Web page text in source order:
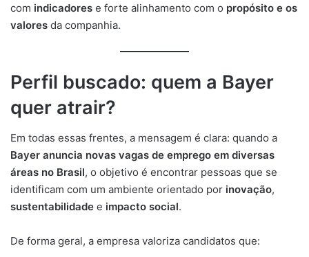
com indicadores e forte alinhamento com o propósito e os
valores da companhia.
Perfil buscado: quem a Bayer
quer atrair?
Em todas essas frentes, a mensagem é clara: quando a
Bayer anuncia novas vagas de emprego em diversas
áreas no Brasil, o objetivo é encontrar pessoas que se
identificam com um ambiente orientado por inovação,
sustentabilidade e impacto social.
De forma geral, a empresa valoriza candidatos que: